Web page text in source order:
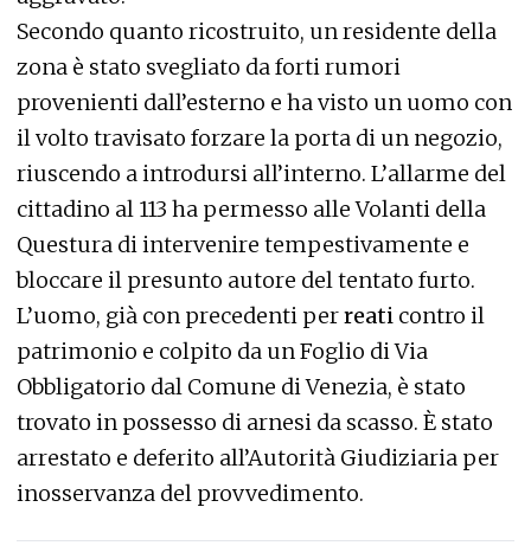
Secondo quanto ricostruito, un residente della
zona è stato svegliato da forti rumori
provenienti dall’esterno e ha visto un uomo con
il volto travisato forzare la porta di un negozio,
riuscendo a introdursi all’interno. L’allarme del
cittadino al 113 ha permesso alle Volanti della
Questura di intervenire tempestivamente e
bloccare il presunto autore del tentato furto.
L’uomo, già con precedenti perreati contro il
patrimonio e colpito da un Foglio di Via
Obbligatorio dal Comune di Venezia, è stato
trovato in possesso di arnesi da scasso. È stato
arrestato e deferito all’Autorità Giudiziaria per
inosservanza del provvedimento.